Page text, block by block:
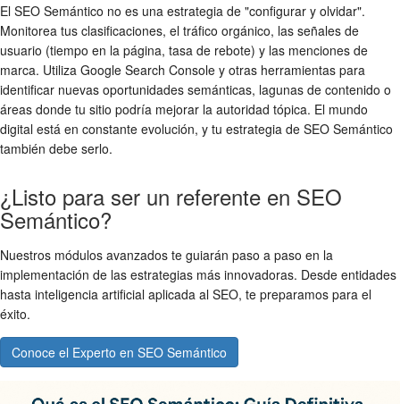
El SEO Semántico no es una estrategia de "configurar y olvidar".
Monitorea tus clasificaciones, el tráfico orgánico, las señales de
usuario (tiempo en la página, tasa de rebote) y las menciones de
marca. Utiliza Google Search Console y otras herramientas para
identificar nuevas oportunidades semánticas, lagunas de contenido o
áreas donde tu sitio podría mejorar la autoridad tópica. El mundo
digital está en constante evolución, y tu estrategia de SEO Semántico
también debe serlo.
¿Listo para ser un referente en SEO
Semántico?
Nuestros módulos avanzados te guiarán paso a paso en la
implementación de las estrategias más innovadoras. Desde entidades
hasta inteligencia artificial aplicada al SEO, te preparamos para el
éxito.
Conoce el Experto en SEO Semántico